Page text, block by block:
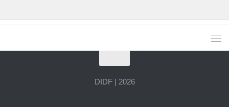
DIDF | 2026